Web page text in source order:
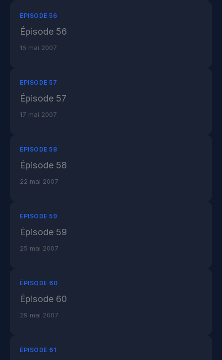
ÉPISODE 56
Épisode 56
16 mai 2007
ÉPISODE 57
Épisode 57
17 mai 2007
ÉPISODE 58
Épisode 58
22 mai 2007
ÉPISODE 59
Épisode 59
25 mai 2007
ÉPISODE 60
Épisode 60
29 mai 2007
ÉPISODE 61